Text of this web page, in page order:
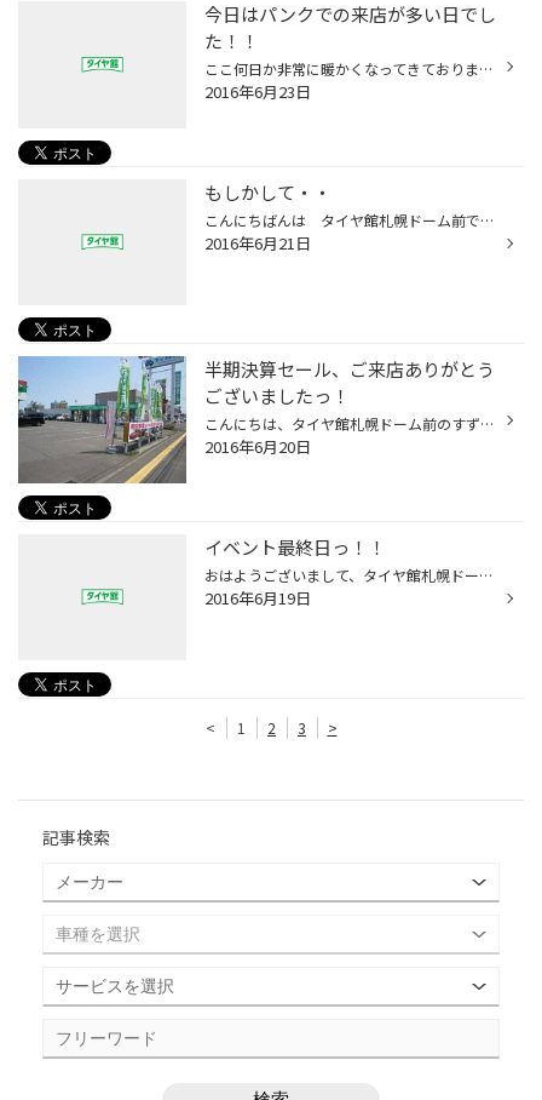
今日はパンクでの来店が多い日でし
た！！
ここ何日か非常に暖かくなってきておりますね。 もうすぐ夏本番！今年の夏は猛暑の予報もちらほらと、 当店のスタッフもピット作業で汗だくになりながら 作業に没頭しております。 皆さん夏バテ熱中症には気を付けましょう！！ 今日もパンクで来店が２台 １台はそのまま少し走行してしまいサイドも...
2016年6月23日
もしかして・・
こんにちばんは タイヤ館札幌ドーム前です 決算セールも終わり、本日のレディースデイも たくさんのご来店ありがとうございます。 好評につき・・ またやっちゃう？ というわけで 6月25日から7月3日まで・・ 集中得市開催！！！ 明日は（6月22日水曜日）定休日ですが ６月２９日（水）はお店、開...
2016年6月21日
半期決算セール、ご来店ありがとう
ございましたっ！
こんにちは、タイヤ館札幌ドーム前のすずきです。('ω')/ 無事にイベントも終わり、まったりとイベントのお片付け～♪ と、思っていたら明日はアノ日っ！！ 「レディースデイ」・・・・・ わ・す・れ・て・たぁ～～～～～～ ('ω'!) 明日も大忙しの予報ですねぇ～～ ('ω';) でもでも・・・・・ そん...
2016年6月20日
イベント最終日っ！！
おはようございまして、タイヤ館札幌ドーム前のボクです。('ω')/ さてさて… タイトルまんま…… イベント最終日！！ タイヤ館札幌ドーム前では… テントが2つも展開中！！ 1つ目のテントではポップコーンを作成っ！！ 2つのテントでは… プリウスのビルシュタイン試乗会っ！！！ タイヤだけでなく、お車...
2016年6月19日
< 1 2 3 >
記事検索